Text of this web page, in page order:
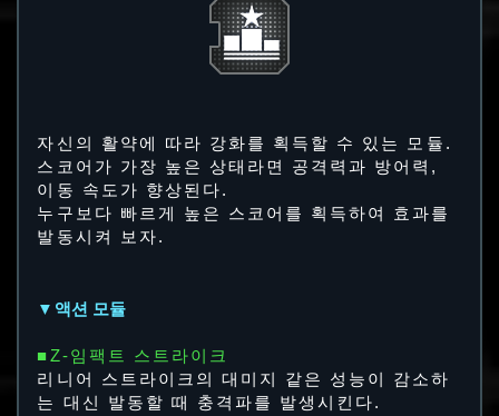
자신의 활약에 따라 강화를 획득할 수 있는 모듈.
스코어가 가장 높은 상태라면 공격력과 방어력,
이동 속도가 향상된다.
누구보다 빠르게 높은 스코어를 획득하여 효과를
발동시켜 보자.
▼액션 모듈
■Z-임팩트 스트라이크
리니어 스트라이크의 대미지 같은 성능이 감소하
는 대신 발동할 때 충격파를 발생시킨다.